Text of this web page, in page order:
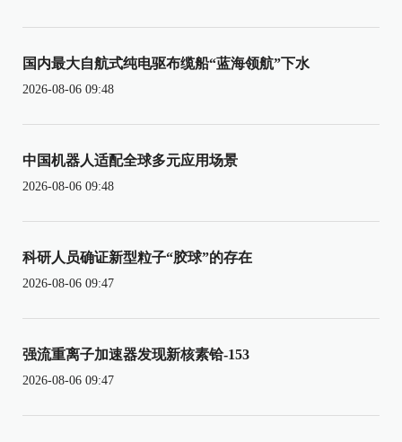
国内最大自航式纯电驱布缆船“蓝海领航”下水
2026-08-06 09:48
中国机器人适配全球多元应用场景
2026-08-06 09:48
科研人员确证新型粒子“胶球”的存在
2026-08-06 09:47
强流重离子加速器发现新核素铪-153
2026-08-06 09:47